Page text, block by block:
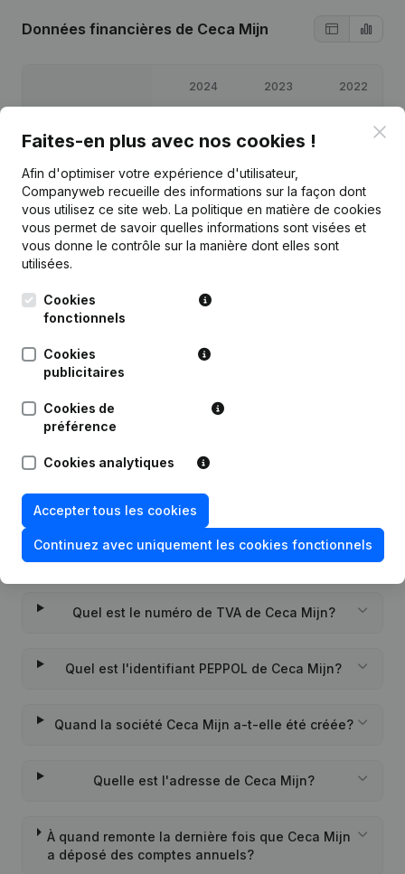
Données financières de Ceca Mijn
2024 2023 2022
Bénéfices/pertes 25 591
Capitaux propres €26 605 €73 770
€16 917 € 30 356
Publicationsde Ceca Mijn
Date
Succursale, etc...)
Questions fréquemment posées
Quel est le numéro de TVA de Ceca Mijn?
Quel est l'identifiant PEPPOL de Ceca Mijn?
Quand la société Ceca Mijn a-t-elle été créée?
Quelle est l'adresse de Ceca Mijn?
À quand remonte la dernière fois que Ceca Mijn
a déposé des comptes annuels?
Faites-en plus avec nos cookies !
Afin d'optimiser votre expérience d'utilisateur,
Companyweb recueille des informations sur la façon dont
vous utilisez ce site web. La politique en matière de cookies
vous permet de savoir quelles informations sont visées et
vous donne le contrôle sur la manière dont elles sont
utilisées.
Cookies
fonctionnels
Cookies
publicitaires
Cookies de
préférence
Cookies analytiques
Accepter tous les cookies
Continuez avec uniquement les cookies fonctionnels